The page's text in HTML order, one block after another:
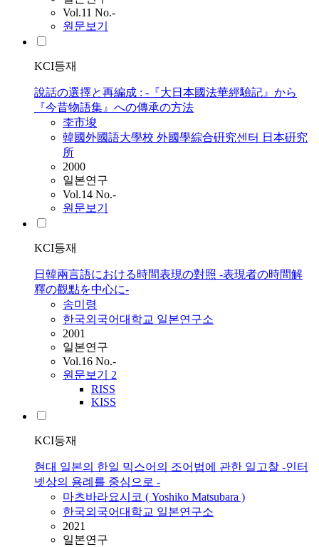
Vol.11 No.-
원문보기
KCI등재
說話の選擇と再編成 : -『大日本國法華經驗記』から
『今昔物語集』への傳承の方法
李市埈
韓國外國語大學校 外國學綜合硏究센터 日本硏究
所
2000
일본연구
Vol.14 No.-
원문보기
KCI등재
日韓兩言語における時間表現の對照 -表現者の時間解
釋の觀點を中心に-
송미령
한국외국어대학교 일본연구소
2001
일본연구
Vol.16 No.-
원문보기 2
RISS
KISS
KCI등재
현대 일본의 한일 믹스어의 조어법에 관한 일고찰 -인터
넷상의 용례를 중심으로 -
마츠바라요시코 ( Yoshiko Matsubara )
한국외국어대학교 일본연구소
2021
일본연구